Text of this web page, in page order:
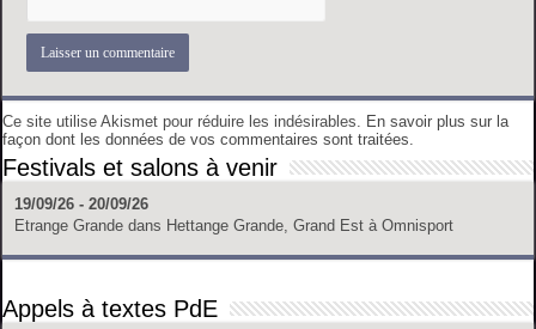
Ce site utilise Akismet pour réduire les indésirables. En savoir plus sur la
façon dont les données de vos commentaires sont traitées.
Festivals et salons à venir
19/09/26 - 20/09/26
Etrange Grande dans Hettange Grande, Grand Est à Omnisport
Appels à textes PdE